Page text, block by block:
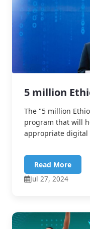
5 million
The "5 million
program that will
appropriate digital
Read More
Jul 27, 2024